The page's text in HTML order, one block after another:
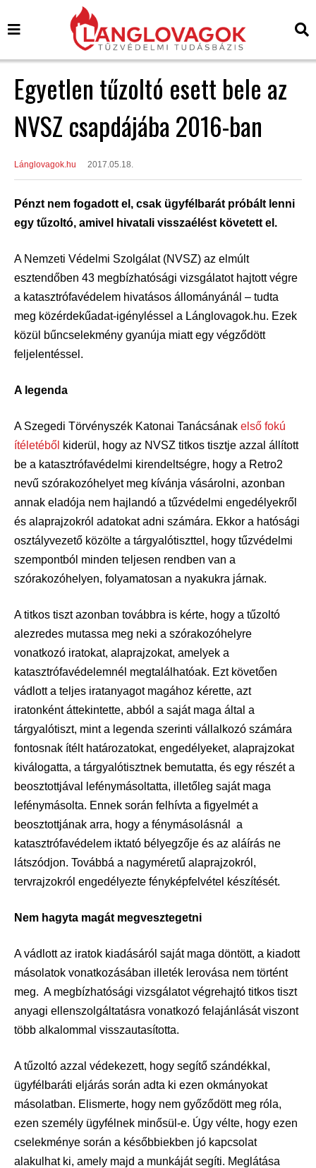
Egyetlen tűzoltó esett bele az
NVSZ csapdájába 2016-ban
Lánglovagok.hu 2017.05.18.
Pénzt nem fogadott el, csak ügyfélbarát próbált lenni
egy tűzoltó, amivel hivatali visszaélést követett el.
A Nemzeti Védelmi Szolgálat (NVSZ) az elmúlt
esztendőben 43 megbízhatósági vizsgálatot hajtott végre
a katasztrófavédelem hivatásos állományánál – tudta
meg közérdekűadat-igényléssel a Lánglovagok.hu. Ezek
közül bűncselekmény gyanúja miatt egy végződött
feljelentéssel.
A legenda
A Szegedi Törvényszék Katonai Tanácsának első fokú
ítéletéből kiderül, hogy az NVSZ titkos tisztje azzal állított
be a katasztrófavédelmi kirendeltségre, hogy a Retro2
nevű szórakozóhelyet meg kívánja vásárolni, azonban
annak eladója nem hajlandó a tűzvédelmi engedélyekről
és alaprajzokról adatokat adni számára. Ekkor a hatósági
osztályvezető közölte a tárgyalótiszttel, hogy tűzvédelmi
szempontból minden teljesen rendben van a
szórakozóhelyen, folyamatosan a nyakukra járnak.
A titkos tiszt azonban továbbra is kérte, hogy a tűzoltó
alezredes mutassa meg neki a szórakozóhelyre
vonatkozó iratokat, alaprajzokat, amelyek a
katasztrófavédelemnél megtalálhatóak. Ezt követően
vádlott a teljes iratanyagot magához kérette, azt
iratonként áttekintette, abból a saját maga által a
tárgyalótiszt, mint a legenda szerinti vállalkozó számára
fontosnak ítélt határozatokat, engedélyeket, alaprajzokat
kiválogatta, a tárgyalótisztnek bemutatta, és egy részét a
beosztottjával lefénymásoltatta, illetőleg saját maga
lefénymásolta. Ennek során felhívta a figyelmét a
beosztottjának arra, hogy a fénymásolásnál a
katasztrófavédelem iktató bélyegzője és az aláírás ne
látszódjon. Továbbá a nagyméretű alaprajzokról,
tervrajzokról engedélyezte fényképfelvétel készítését.
Nem hagyta magát megvesztegetni
A vádlott az iratok kiadásáról saját maga döntött, a kiadott
másolatok vonatkozásában illeték lerovása nem történt
meg. A megbízhatósági vizsgálatot végrehajtó titkos tiszt
anyagi ellenszolgáltatásra vonatkozó felajánlását viszont
több alkalommal visszautasította.
A tűzoltó azzal védekezett, hogy segítő szándékkal,
ügyfélbaráti eljárás során adta ki ezen okmányokat
másolatban. Elismerte, hogy nem győződött meg róla,
ezen személy ügyfélnek minősül-e. Úgy vélte, hogy ezen
cselekménye során a későbbiekben jó kapcsolat
alakulhat ki, amely majd a munkáját segíti. Meglátása